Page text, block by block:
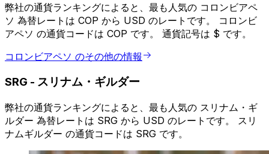
弊社の通貨ランキングによると、最も人気の コロンビアペ
ソ 為替レートは COP から USD のレートです。 コロンビ
アペソ の通貨コードは COP です。 通貨記号は $ です。
コロンビアペソ のその他の情報
SRG - スリナム・ギルダー
弊社の通貨ランキングによると、最も人気の スリナム・ギ
ルダー 為替レートは SRG から USD のレートです。 スリ
ナムギルダー の通貨コードは SRG です。